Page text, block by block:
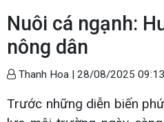
Nuôi cá ngạnh:
nông dân
Thanh Hoa | 28/08/2025 09:13
Trước những diễn biến